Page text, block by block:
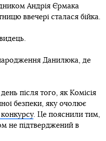
Андрія Єрмака
ввечері сталася бійка.
Данилюка, де
після того, як Комісія
безпеки, яку очолює
. Це пояснили тим,
не підтверджений в